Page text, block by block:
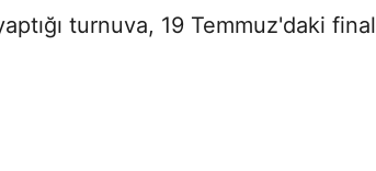
turnuva, 19 Temmuz'daki final